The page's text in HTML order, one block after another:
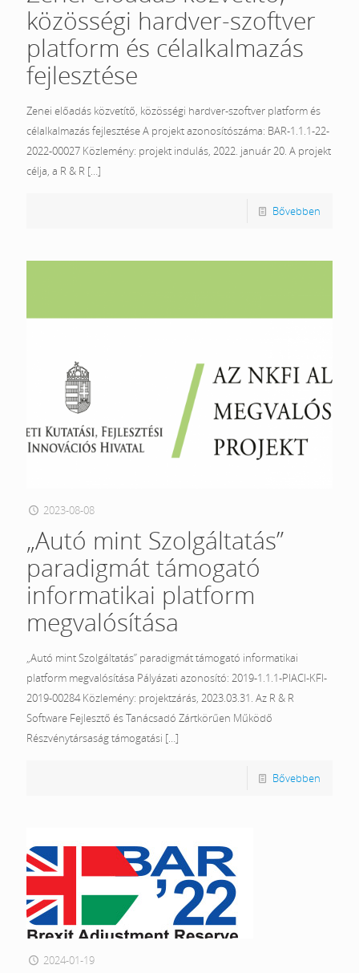
közösségi hardver-szoftver
platform és célalkalmazás
fejlesztése
Zenei előadás közvetítő, közösségi hardver-szoftver platform és
célalkalmazás fejlesztése A projekt azonosítószáma: BAR-1.1.1-22-
2022-00027 Közlemény: projekt indulás, 2022. január 20. A projekt
célja, a R & R […]
Bővebben
2023-08-08
„Autó mint Szolgáltatás”
paradigmát támogató
informatikai platform
megvalósítása
„Autó mint Szolgáltatás” paradigmát támogató informatikai
platform megvalósítása Pályázati azonosító: 2019-1.1.1-PIACI-KFI-
2019-00284 Közlemény: projektzárás, 2023.03.31. Az R & R
Software Fejlesztő és Tanácsadó Zártkörűen Működő
Részvénytársaság támogatási […]
Bővebben
2024-01-19